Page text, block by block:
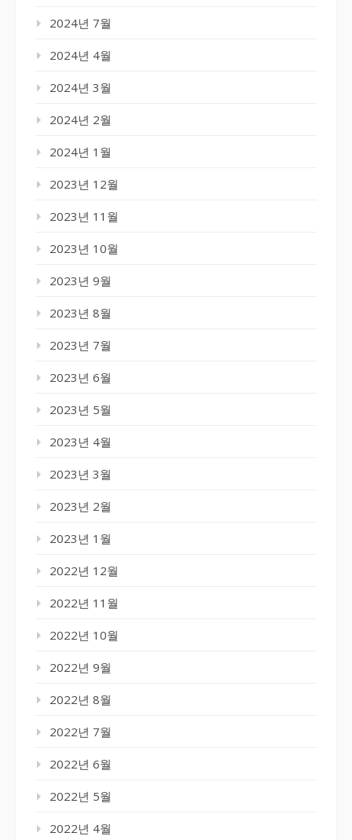
2024년 7월
2024년 4월
2024년 3월
2024년 2월
2024년 1월
2023년 12월
2023년 11월
2023년 10월
2023년 9월
2023년 8월
2023년 7월
2023년 6월
2023년 5월
2023년 4월
2023년 3월
2023년 2월
2023년 1월
2022년 12월
2022년 11월
2022년 10월
2022년 9월
2022년 8월
2022년 7월
2022년 6월
2022년 5월
2022년 4월